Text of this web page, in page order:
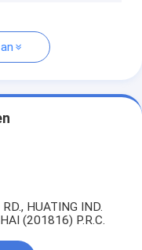
HUATING IND.
(201816) P.R.C.